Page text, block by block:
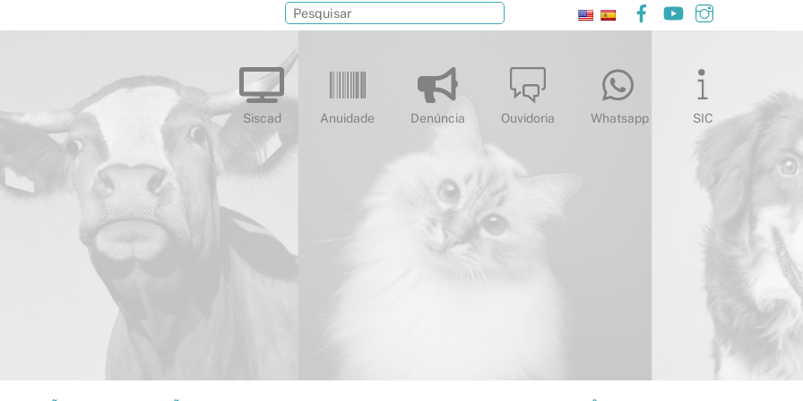
Facebook
YouTube
Siscad Anuidade Denúncia Ouvidoria Whatsapp SIC